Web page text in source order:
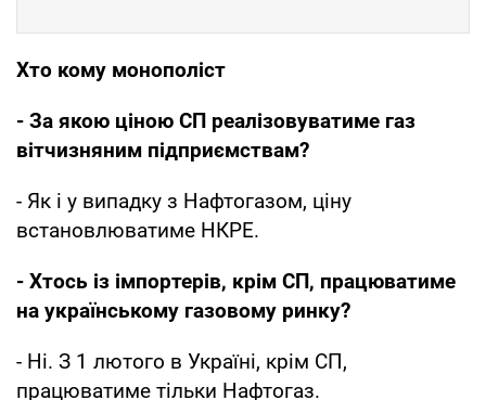
Хто кому монополіст
- За якою ціною СП реалізовуватиме газ
вітчизняним підприємствам?
- Як і у випадку з Нафтогазом, ціну
встановлюватиме НКРЕ.
- Хтось із імпортерів, крім СП, працюватиме
на українському газовому ринку?
- Ні. З 1 лютого в Україні, крім СП,
працюватиме тільки Нафтогаз.